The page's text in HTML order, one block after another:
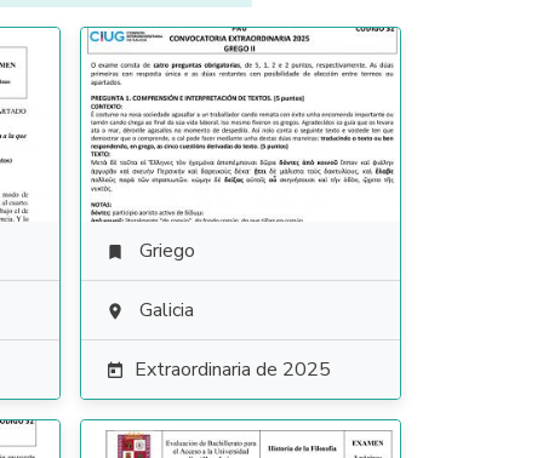
 Griego
 Galicia
 Extraordinaria de 2025